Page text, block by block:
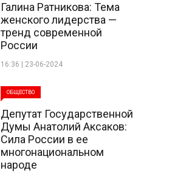
Галина Ратникова: Тема
женского лидерства —
тренд современной
России
16:36 | 23-06-2024
ОБЩЕСТВО
Депутат Государственной
Думы Анатолий Аксаков:
Сила России в ее
многонациональном
народе